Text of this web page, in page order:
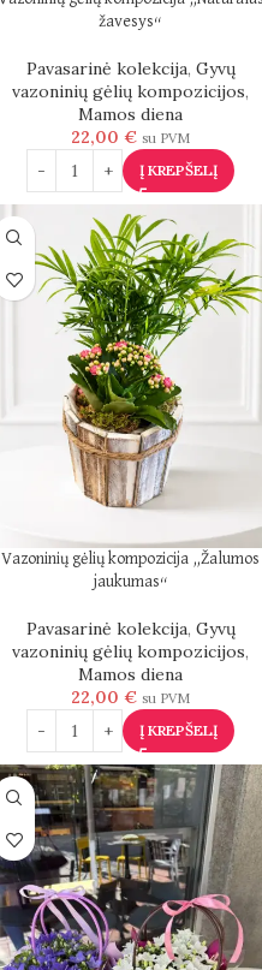
žavesys“
Pavasarinė kolekcija, Gyvų
vazoninių gėlių kompozicijos,
Mamos diena
22,00 € su PVM
Į KREPŠELĮ
Vazoninių gėlių kompozicija „Žalumos
jaukumas“
Pavasarinė kolekcija, Gyvų
vazoninių gėlių kompozicijos,
Mamos diena
22,00 € su PVM
Į KREPŠELĮ